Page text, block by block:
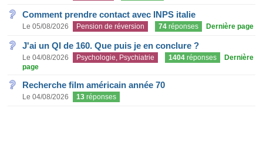
Comment prendre contact avec INPS italie
Le 05/08/2026 Pension de réversion 74 réponses Dernière page
J'ai un QI de 160. Que puis je en conclure ?
Le 04/08/2026 Psychologie, Psychiatrie 1404 réponses
Dernière
page
Recherche film américain année 70
Le 04/08/2026 13 réponses